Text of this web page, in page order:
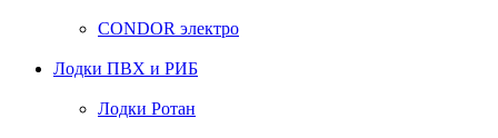
CONDOR электро
Лодки ПВХ и РИБ
Лодки Ротан